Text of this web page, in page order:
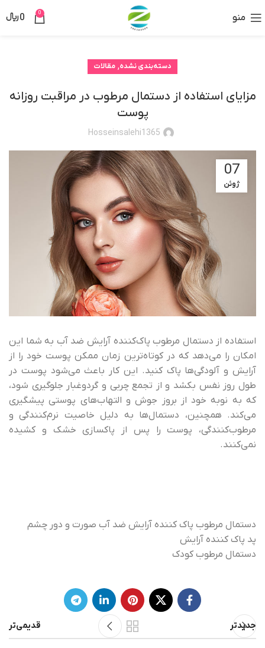
منو 0
0﷼
دسته‌بندی نشده, مقالات
مزایای استفاده از دستمال مرطوب در مراقبت روزانه
پوست
Hosseinsalehi1365
07
ژوئن
استفاده از دستمال مرطوب پاک‌کننده آرایش ضد آب به شما این
امکان را می‌دهد که در کوتاه‌ترین زمان ممکن پوست خود را از
آرایش و آلودگی‌ها پاک کنید. این کار باعث می‌شود پوست در
طول روز نفس بکشد و از تجمع چربی و گردوغبار جلوگیری شود،
که به نوبه خود از بروز جوش و التهاب‌های پوستی پیشگیری
می‌کند. همچنین، دستمال‌ها به دلیل خاصیت نرم‌کنندگی و
مرطوب‌کنندگی، پوست را پس از پاکسازی خشک و کشیده
نمی‌کنند.
دستمال مرطوب پاک کننده آرایش ضد آب صورت و دور چشم
پد پاک کننده آرایش
دستمال مرطوب کودک
جدیدتر قدیمی‌تر